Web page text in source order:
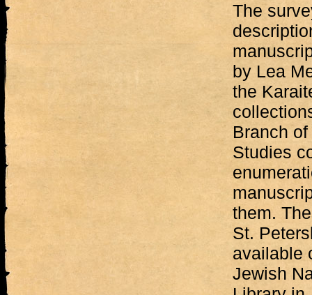
The
by Lea
the
Branch
Studies
them.
St.
available
Jewish